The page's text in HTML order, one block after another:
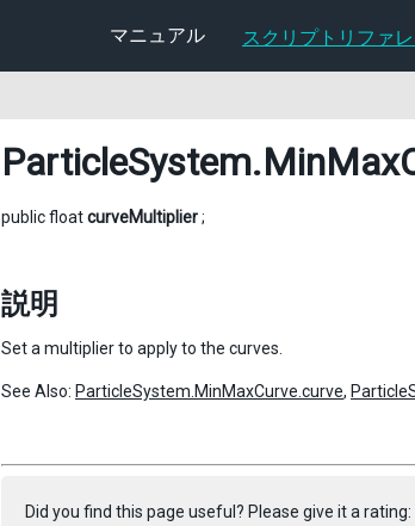
マニュアル スクリプトリファ
public floatcurveMultiplier;
説明
Set a multiplier to apply to the curves.
See Also: ParticleSystem.MinMaxCurve.curve,
Did you find this page useful? Please give it a rating: